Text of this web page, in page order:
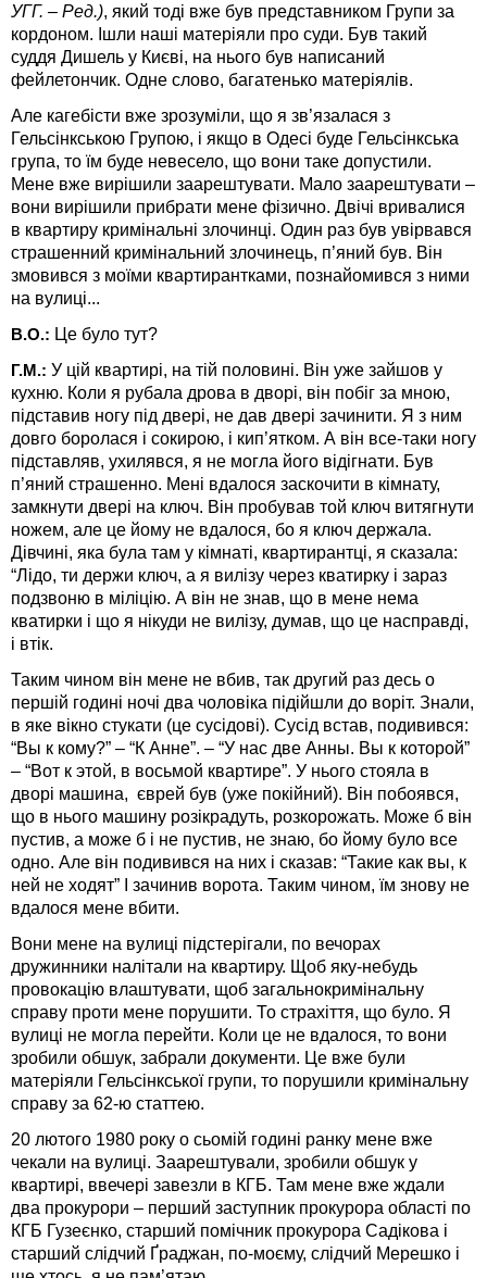
УГГ. – Ред.), який тоді вже був представником Групи за
кордоном. Ішли наші матеріяли про суди. Був такий
суддя Дишель у Києві, на нього був написаний
фейлетончик. Одне слово, багатенько матеріялів.
Але кагебісти вже зрозуміли, що я зв’язалася з
Гельсінкською Групою, і якщо в Одесі буде Гельсінкська
група, то їм буде невесело, що вони таке допустили.
Мене вже вирішили заарештувати. Мало заарештувати –
вони вирішили прибрати мене фізично. Двічі вривалися
в квартиру кримінальні злочинці. Один раз був увірвався
страшенний кримінальний злочинець, п’яний був. Він
змовився з моїми квартирантками, познайомився з ними
на вулиці...
В.О.: Це було тут?
Г.М.: У цій квартирі, на тій половині. Він уже зайшов у
кухню. Коли я рубала дрова в дворі, він побіг за мною,
підставив ногу під двері, не дав двері зачинити. Я з ним
довго боролася і сокирою, і кип’ятком. А він все-таки ногу
підставляв, ухилявся, я не могла його відігнати. Був
п’яний страшенно. Мені вдалося заскочити в кімнату,
замкнути двері на ключ. Він пробував той ключ витягнути
ножем, але це йому не вдалося, бо я ключ держала.
Дівчині, яка була там у кімнаті, квартирантці, я сказала:
“Лідо, ти держи ключ, а я вилізу через кватирку і зараз
подзвоню в міліцію. А він не знав, що в мене нема
кватирки і що я нікуди не вилізу, думав, що це насправді,
і втік.
Таким чином він мене не вбив, так другий раз десь о
першій годині ночі два чоловіка підійшли до воріт. Знали,
в яке вікно стукати (це сусідові). Сусід встав, подивився:
“Вы к кому?” – “К Анне”. – “У нас две Анны. Вы к которой”
– “Вот к этой, в восьмой квартире”. У нього стояла в
дворі машина, єврей був (уже покійний). Він побоявся,
що в нього машину розікрадуть, розкорожать. Може б він
пустив, а може б і не пустив, не знаю, бо йому було все
одно. Але він подивився на них і сказав: “Такие как вы, к
ней не ходят” І зачинив ворота. Таким чином, їм знову не
вдалося мене вбити.
Вони мене на вулиці підстерігали, по вечорах
дружинники налітали на квартиру. Щоб яку-небудь
провокацію влаштувати, щоб загальнокримінальну
справу проти мене порушити. То страхіття, що було. Я
вулиці не могла перейти. Коли це не вдалося, то вони
зробили обшук, забрали документи. Це вже були
матеріяли Гельсінкської групи, то порушили кримінальну
справу за 62-ю статтею.
20 лютого 1980 року о сьомій годині ранку мене вже
чекали на вулиці. Заарештували, зробили обшук у
квартирі, ввечері завезли в КГБ. Там мене вже ждали
два прокурори – перший заступник прокурора області по
КГБ Гузеєнко, старший помічник прокурора Садікова і
старший слідчий Ґраджан, по-моєму, слідчий Мерешко і